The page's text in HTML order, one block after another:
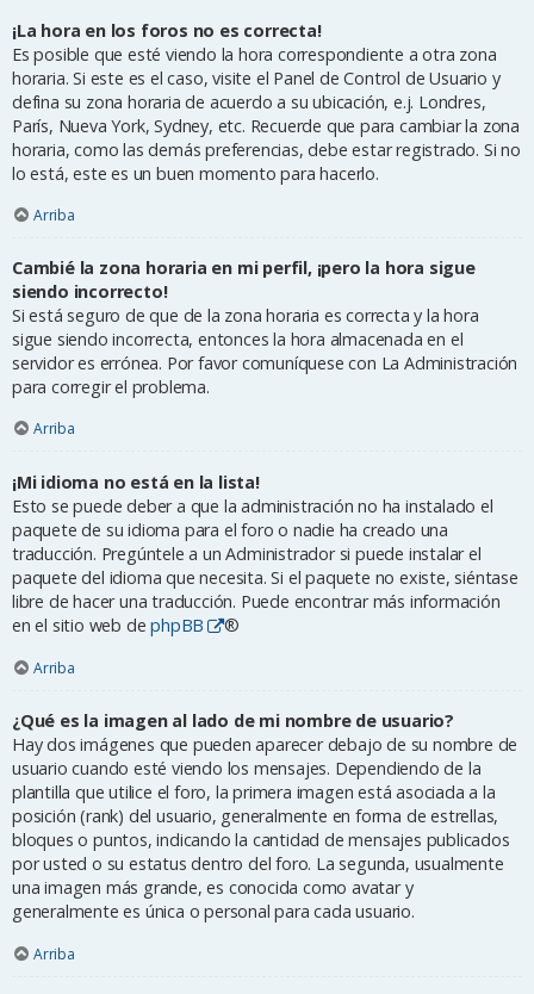
¡La hora en los foros no es correcta!
Es posible que esté viendo la hora correspondiente a otra zona
horaria. Si este es el caso, visite el Panel de Control de Usuario y
defina su zona horaria de acuerdo a su ubicación, e.j. Londres,
París, Nueva York, Sydney, etc. Recuerde que para cambiar la zona
horaria, como las demás preferencias, debe estar registrado. Si no
lo está, este es un buen momento para hacerlo.
Arriba
Cambié la zona horaria en mi perfil, ¡pero la hora sigue
siendo incorrecto!
Si está seguro de que de la zona horaria es correcta y la hora
sigue siendo incorrecta, entonces la hora almacenada en el
servidor es errónea. Por favor comuníquese con La Administración
para corregir el problema.
Arriba
¡Mi idioma no está en la lista!
Esto se puede deber a que la administración no ha instalado el
paquete de su idioma para el foro o nadie ha creado una
traducción. Pregúntele a un Administrador si puede instalar el
paquete del idioma que necesita. Si el paquete no existe, siéntase
libre de hacer una traducción. Puede encontrar más información
en el sitio web dephpBB ®
Arriba
¿Qué es la imagen al lado de mi nombre de usuario?
Hay dos imágenes que pueden aparecer debajo de su nombre de
usuario cuando esté viendo los mensajes. Dependiendo de la
plantilla que utilice el foro, la primera imagen está asociada a la
posición (rank) del usuario, generalmente en forma de estrellas,
bloques o puntos, indicando la cantidad de mensajes publicados
por usted o su estatus dentro del foro. La segunda, usualmente
una imagen más grande, es conocida como avatar y
generalmente es única o personal para cada usuario.
Arriba